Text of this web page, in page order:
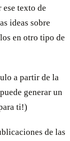
texto de
ideas sobre
en otro tipo de
a partir de la
generar un
ti!)
de las